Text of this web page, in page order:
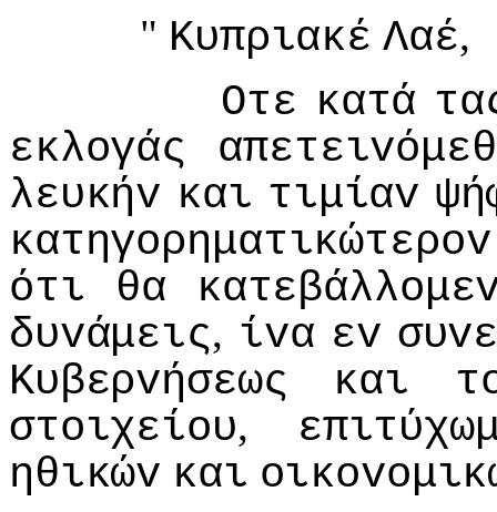
" Κυπριακέ Λαέ,
Οτε κατά
εκλoγάς
λευκήv και τιμίαv
κατηγoρηματικώτερov
ότι
θα
δυvάμεις, ίvα εv
Κυβερvήσεως
και
στoιχείoυ,
ηθικώv και